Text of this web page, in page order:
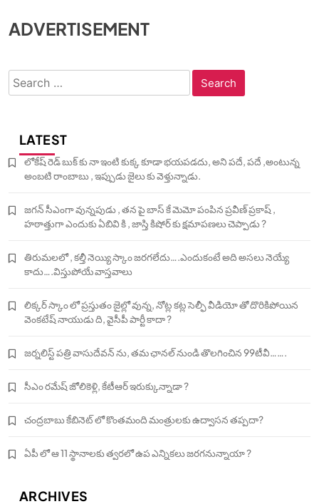
ADVERTISEMENT
Search
for:
LATEST
లోకేష్ రెడ్ బుక్ కు నా ఇంటి కుక్క కూడా భయపడదు, అని పదే, పదే ,అంటున్న
అంబటి రాంబాబు , ఇప్పుడు జైలు కు వెళ్తున్నాడు.
జగన్ సీఎంగా వున్నపుడు , తన పై బాస్ కే మెమో పంపిన ప్రవీణ్ ప్రకాష్ ,
హఠాత్తుగా ఎందుకు ఏబివి కి , జాస్తి కిషోర్ కు క్షమాపణలు చెప్పాడు ?
తిరుమలలో , కల్తీ నెయ్యి స్కాం జరగలేదు….ఎందుకంటే అది అసలు నెయ్యే
కాదు….విస్తుపోయే వాస్తవాలు
లిక్కర్ స్కాం లో ప్రస్తుతం జైల్లో వున్న, నోట్ల కట్ల సెల్ఫీ వీడియో తో దొరికిపోయిన
వెంకటేష్ నాయుడు ది, వైసీపీ పార్టీ కాదా ?
జర్నలిస్ట్ పత్రి వాసుదేవన్ ను, తమ ఛానల్ నుండి తొలగించిన 99టీవీ…….
సీఎం రమేష్ జోలికెళ్లి, కేటీఆర్ ఇరుక్కున్నాడా ?
చంద్రబాబు కేబినెట్ లో కొంతమంది మంత్రులకు ఉద్వాసన తప్పదా?
ఏపీ లో ఆ 11 స్థానాలకు త్వరలో ఉప ఎన్నికలు జరగనున్నాయా ?
ARCHIVES